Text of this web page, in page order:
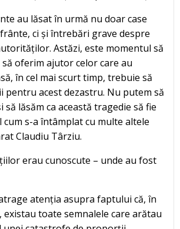
au lăsat în urmă nu doar case
ci și întrebări grave despre
Astăzi, este momentul să
oferim ajutor celor care au
în cel mai scurt timp, trebuie să
pentru acest dezastru. Nu putem să
să lăsăm ca această tragedie să fie
s-a întâmplat cu multe altele
Claudiu Târziu.
erau cunoscute – unde au fost
atenția asupra faptului că, în
existau toate semnalele care arătau